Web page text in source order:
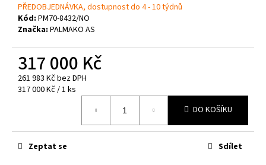
PŘEDOBJEDNÁVKA, dostupnost do 4 - 10 týdnů
Kód: PM70-8432/NO
Značka: PALMAKO AS
317 000 Kč
261 983 Kč bez DPH
Měrná
317 000 Kč / 1 ks
DO KOŠÍKU
Zeptat se Sdílet
D
o
u